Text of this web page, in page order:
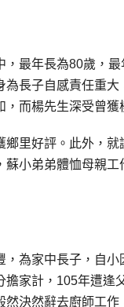
，最年長為80歲，
長子自感責任重
，而楊先生深受曾獲
里好評。此外，
小弟弟體恤母親
，為家中長子，自
家計，105年遭
決然辭去廚師工